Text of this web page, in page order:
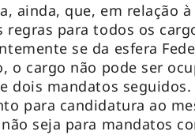
ainda, que, em relação
regras para todos os
se da esfera
o cargo não pode ser
dois mandatos
para candidatura ao
seja para mandatos